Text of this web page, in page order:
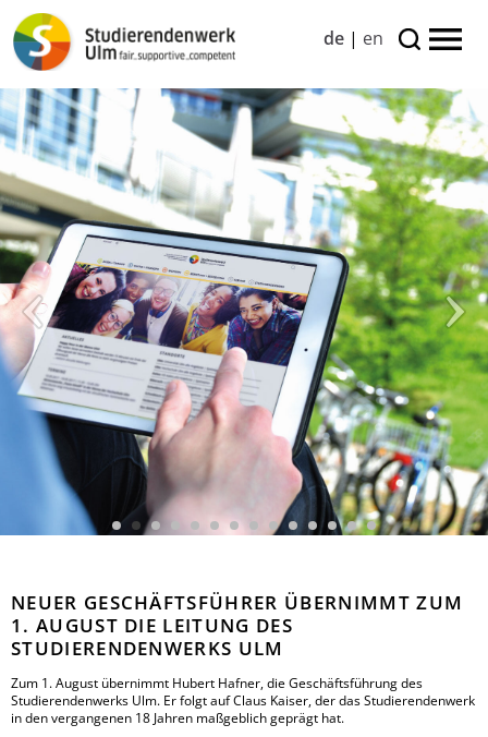
de| en
NEUER GESCHÄFTSFÜHRER ÜBERNIMMT ZUM
1. AUGUST DIE LEITUNG DES
STUDIERENDENWERKS ULM
Zum 1. August übernimmt Hubert Hafner, die Geschäftsführung des
Studierendenwerks Ulm. Er folgt auf Claus Kaiser, der das Studierendenwerk
in den vergangenen 18 Jahren maßgeblich geprägt hat.